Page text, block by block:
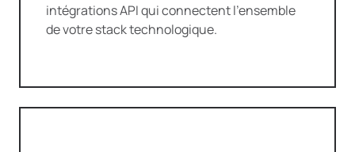
intégrations API qui connectent l’ensemble
de votre stack technologique.